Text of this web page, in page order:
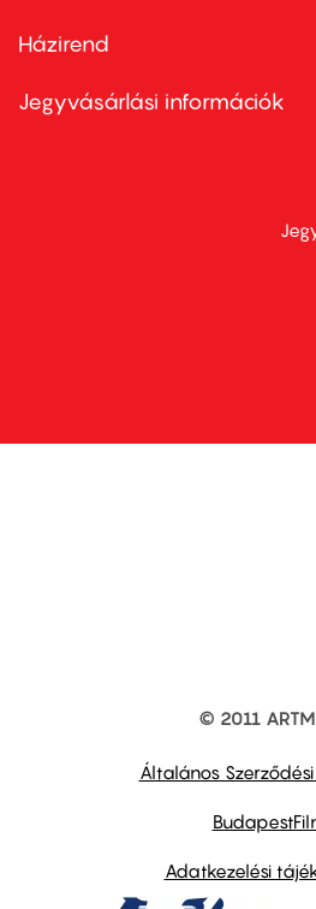
Footer
second
Házirend
Jegyvásárlási információk
© 2011
Általános
Adatkezelési